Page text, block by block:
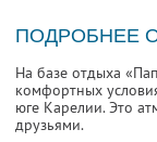
ПОДРОБНЕЕ
На базе отдыха
комфортных
юге Карелии. Это
друзьями.